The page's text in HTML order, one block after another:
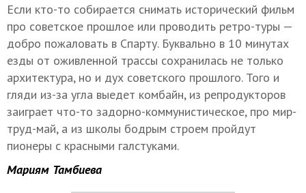
Если кто-то собирается снимать исторический фильм
про советское прошлое или проводить ретро-туры —
добро пожаловать в Спарту. Буквально в 10 минутах
езды от оживленной трассы сохранилась не только
архитектура, но и дух советского прошлого. Того и
гляди из-за угла выедет комбайн, из репродукторов
заиграет что-то задорно-коммунистическое, про мир-
труд-май, а из школы бодрым строем пройдут
пионеры с красными галстуками.
Мариям Тамбиева